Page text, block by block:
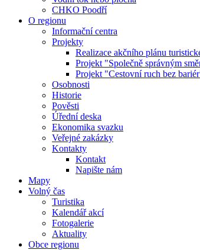
CHKO Poodří
O regionu
Informační centra
Projekty
Realizace akčního plánu
Projekt "Společně správným
Projekt "Cestovní ruch bez
Osobnosti
Historie
Pověsti
Úřední deska
Ekonomika svazku
Veřejné zakázky
Kontakty
Kontakt
Napište nám
Mapy
Volný čas
Turistika
Kalendář akcí
Fotogalerie
Aktuality
Obce regionu